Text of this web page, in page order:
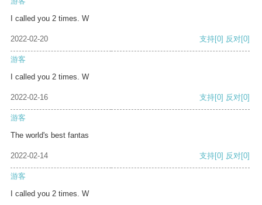
I called you 2 times. W
2022-02-20 支持[0] 反对[0]
游客
I called you 2 times. W
2022-02-16 支持[0] 反对[0]
游客
The world's best fantas
2022-02-14 支持[0] 反对[0]
游客
I called you 2 times. W